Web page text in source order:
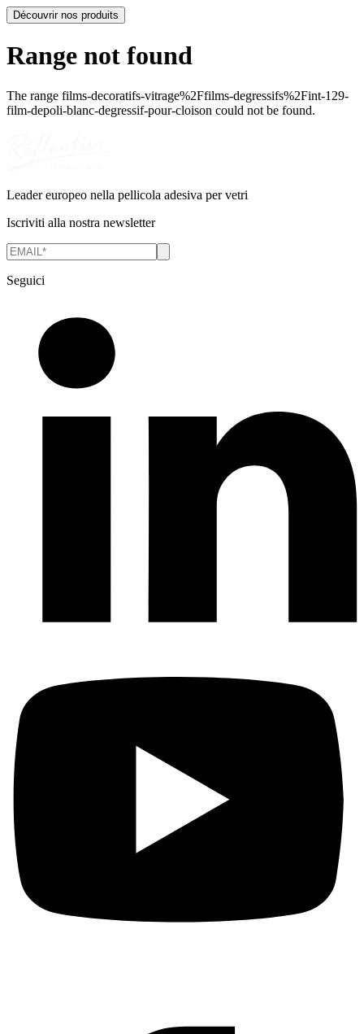
Découvrir nos produits
Range not found
The range films-decoratifs-vitrage%2Ffilms-degressifs%2Fint-129-
film-depoli-blanc-degressif-pour-cloison could not be found.
Leader europeo nella pellicola adesiva per vetri
Iscriviti alla nostra newsletter
Seguici